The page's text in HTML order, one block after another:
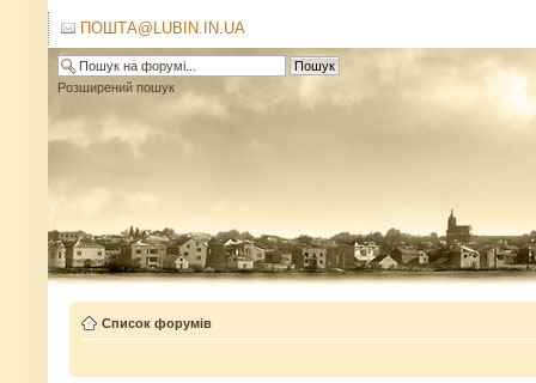
ПОШТА@LUBIN.IN.UA
Розширений пошук
Список форумів